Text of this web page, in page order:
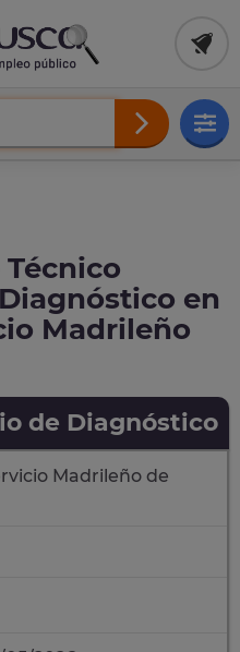
en
Madrileño
de Diagnóstico
Madrileño de